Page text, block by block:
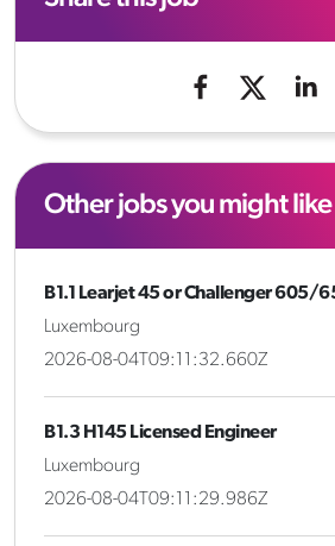
Other jobs you might like
B1.1 Learjet 45 or Challenger 605/
Luxembourg
2026-08-04T09:11:32.660Z
B1.3 H145 Licensed Engineer
Luxembourg
2026-08-04T09:11:29.986Z